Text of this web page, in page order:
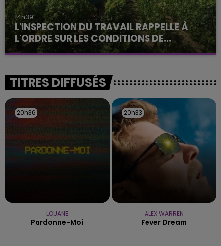
14h39
L'INSPECTION DU TRAVAIL RAPPELLE À
L'ORDRE SUR LES CONDITIONS DE...
Alors que les dates de début des vendange 2026
l'inspection du Travail en profite pour rappeler
les conditions de...
TITRES DIFFUSÉS
20h36
20h36
LOUANE
Pardonne-Moi
20h33
20h33
ALEX WARREN
Fever Dream